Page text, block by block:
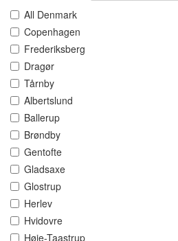
All Denmark
Copenhagen
Frederiksberg
Dragør
Tårnby
Albertslund
Ballerup
Brøndby
Gentofte
Gladsaxe
Glostrup
Herlev
Hvidovre
Høje-Taastrup